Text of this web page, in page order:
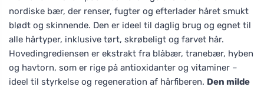
nordiske bær, der renser, fugter og efterlader håret smukt
blødt og skinnende. Den er ideel til daglig brug og egnet til
alle hårtyper, inklusive tørt, skrøbeligt og farvet hår.
Hovedingrediensen er ekstrakt fra blåbær, tranebær, hyben
og havtorn, som er rige på antioxidanter og vitaminer –
ideel til styrkelse og regeneration af hårfiberen. Den milde